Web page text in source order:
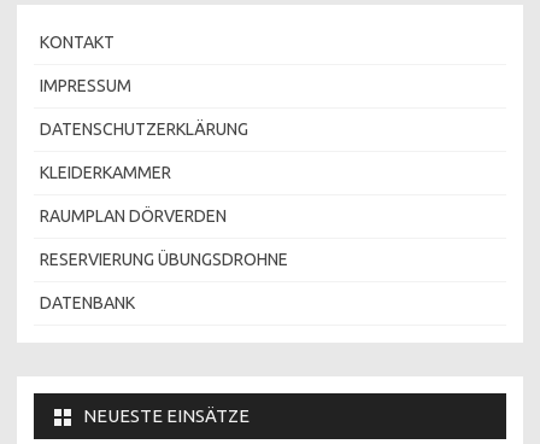
KONTAKT
IMPRESSUM
DATENSCHUTZERKLÄRUNG
KLEIDERKAMMER
RAUMPLAN DÖRVERDEN
RESERVIERUNG ÜBUNGSDROHNE
DATENBANK
NEUESTE EINSÄTZE